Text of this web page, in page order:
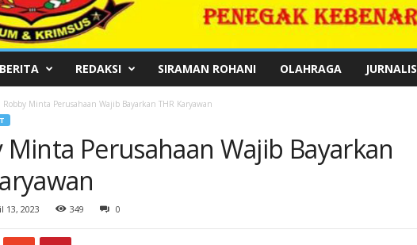
BERITA REDAKSI SIRAMAN ROHANI OLAHRAGA JURNALIS
Robby Minta Perusahaan Wajib Bayarkan THR Karyawan
Minta Perusahaan Wajib Bayarkan
13, 2023 349 0